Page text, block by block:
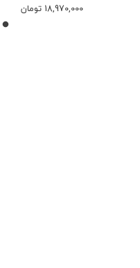
18,970,000 تومان